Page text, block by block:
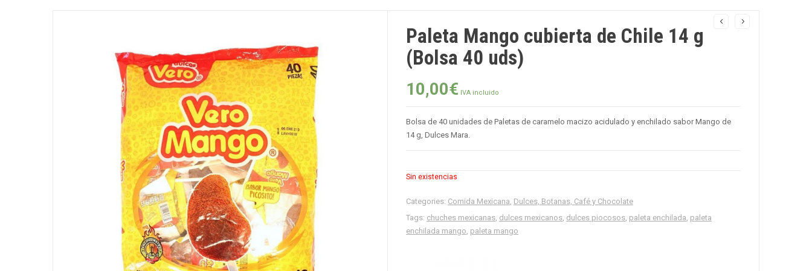
Paleta Mango cubierta de Chile 14 g
(Bolsa 40 uds)
10,00€ IVA incluido
Bolsa de 40 unidades de Paletas de caramelo macizo acidulado y enchilado sabor Mango de
14 g, Dulces Mara.
Sin existencias
Categories: Comida Mexicana, Dulces, Botanas, Café y Chocolate
Tags: chuches mexicanas, dulces mexicanos, dulces piocosos, paleta enchilada, paleta
enchilada mango, paleta mango